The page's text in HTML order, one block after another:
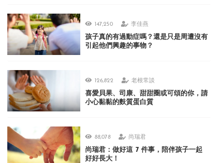
147,250 李佳燕
孩子真的有過動症嗎？還是只是周遭沒有
引起他們興趣的事物？
126,822 老根常談
喜愛貝果、司康、甜甜圈或可頌的你，請
小心黏黏的麩質蛋白質
88,078 尚瑞君
尚瑞君：做好這 7 件事，陪伴孩子一起
好好長大！